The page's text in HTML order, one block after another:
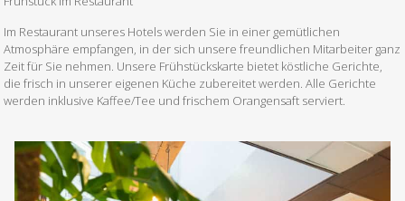
Im Restaurant unseres Hotels werden Sie in einer gemütlichen
Atmosphäre empfangen, in der sich unsere freundlichen Mitarbeiter ganz
Zeit für Sie nehmen. Unsere Frühstückskarte bietet köstliche Gerichte,
die frisch in unserer eigenen Küche zubereitet werden. Alle Gerichte
werden inklusive Kaffee/Tee und frischem Orangensaft serviert.